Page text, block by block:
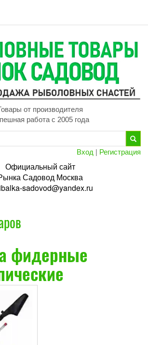
от производителя
работа с 2005 года
Вход | Регистрация
Официальный сайт
Садовод Москва
sadovod@yandex.ru
фидерные